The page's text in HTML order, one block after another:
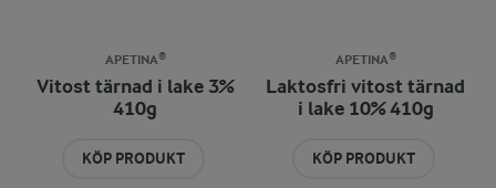
APETINA®
Vitost tärnad i lake 3%
410g
KÖP PRODUKT
APETINA®
Laktosfri vitost tärnad
i lake 10% 410g
KÖP PRODUKT